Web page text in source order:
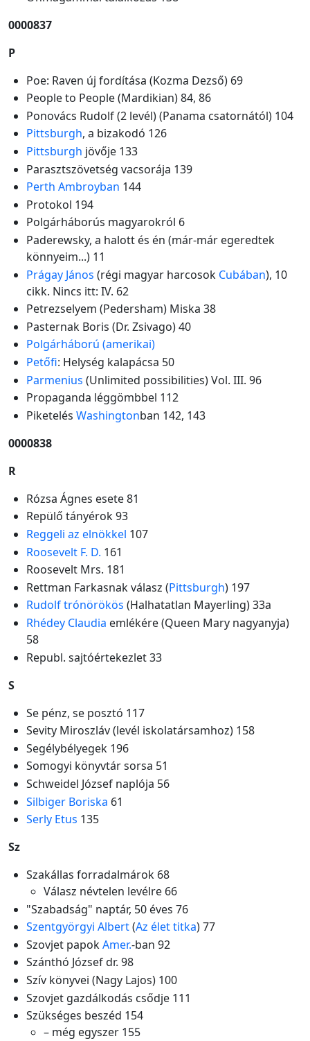
0000837
P
Poe: Raven új fordítása (Kozma Dezső) 69
People to People (Mardikian) 84, 86
Ponovács Rudolf (2 levél) (Panama csatornától) 104
Pittsburgh, a bizakodó 126
Pittsburgh jövője 133
Parasztszövetség vacsorája 139
Perth Ambroyban 144
Protokol 194
Polgárháborús magyarokról 6
Paderewsky, a halott és én (már-már egeredtek
könnyeim...) 11
Prágay János (régi magyar harcosok Cubában), 10
cikk. Nincs itt: IV. 62
Petrezselyem (Pedersham) Miska 38
Pasternak Boris (Dr. Zsivago) 40
Polgárháború (amerikai)
Petőfi: Helység kalapácsa 50
Parmenius (Unlimited possibilities) Vol. III. 96
Propaganda léggömbbel 112
Piketelés Washingtonban 142, 143
0000838
R
Rózsa Ágnes esete 81
Repülő tányérok 93
Reggeli az elnökkel 107
Roosevelt F. D. 161
Roosevelt Mrs. 181
Rettman Farkasnak válasz (Pittsburgh) 197
Rudolf trónörökös (Halhatatlan Mayerling) 33a
Rhédey Claudia emlékére (Queen Mary nagyanyja)
58
Republ. sajtóértekezlet 33
S
Se pénz, se posztó 117
Sevity Miroszláv (levél iskolatársamhoz) 158
Segélybélyegek 196
Somogyi könyvtár sorsa 51
Schweidel József naplója 56
Silbiger Boriska 61
Serly Etus 135
Sz
Szakállas forradalmárok 68
Válasz névtelen levélre 66
"Szabadság" naptár, 50 éves 76
Szentgyörgyi Albert(Az élet titka) 77
Szovjet papokAmer.-ban 92
Szánthó József dr. 98
Szív könyvei (Nagy Lajos) 100
Szovjet gazdálkodás csődje 111
Szükséges beszéd 154
– még egyszer 155